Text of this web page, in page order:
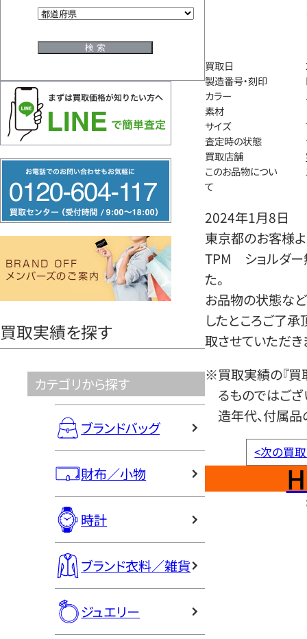
リ
ー
ヤ
買取実績を探す
カテゴリから探す
ブランドバッグ
財布／小物
時計
ブランド衣料／雑貨
ジュエリー
買取日
製造番号・刻印
カラー
素材
サイズ
査定時の状態
買取店舗
このお品物につい
て
2024年1月8日
東京都のお客様
TPM ショルダー
た。
お品物の状態など
したところご了
取させていただき
※買取実績の『買
るものではござ
造年代、付属品
<次の買